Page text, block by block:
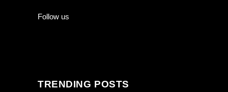
Follow us
TRENDING POSTS